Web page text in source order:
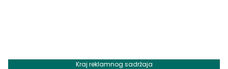
Kraj reklamnog sadržaja